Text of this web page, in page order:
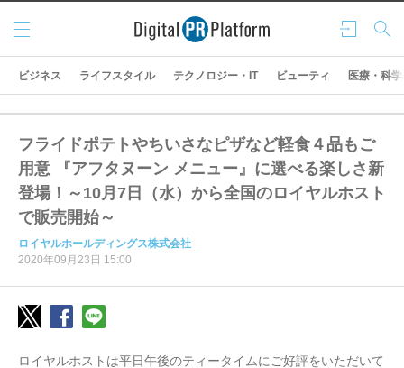
ログ
イン
検索
メニ
ュー
ビジネス ライフスタイル テクノロジー・IT ビューティ 医療・科学
フライドポテトやちいさなピザなど軽食４品もご
用意 『アフタヌーン メニュー』に選べる楽しさ新
登場！～10月7日（水）から全国のロイヤルホスト
で販売開始～
ロイヤルホールディングス株式会社
2020年09月23日 15:00
ロイヤルホストは平日午後のティータイムにご好評をいただいて